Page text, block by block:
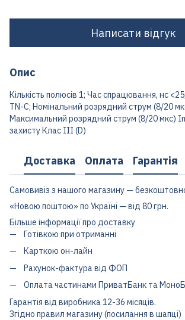
Написати відгук
Опис
Кількість полюсів 1; Час спрацювання, нс
TN-C; Номінальний розрядний струм (8/20
Максимальний розрядний струм (8/20 мкс)
захисту Клас III (D)
Доставка Оплата Гарантія
Самовивіз з нашого магазину —
«Новою поштою» по Україні — від 80 грн.
Більше інформації про доставку
Готівкою при отриманні
Карткою он-лайн
Рахунок-фактура від ФОП
Оплата частинами ПриватБанк та
Гарантія від виробника 12-36 місяців.
Згідно правил магазину (посилання в шапці)